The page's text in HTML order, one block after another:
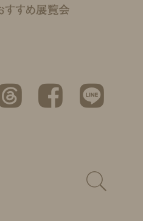
すめ展覧会
Facebook LINE